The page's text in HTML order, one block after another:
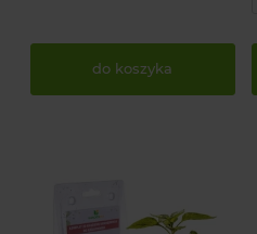
do koszyka